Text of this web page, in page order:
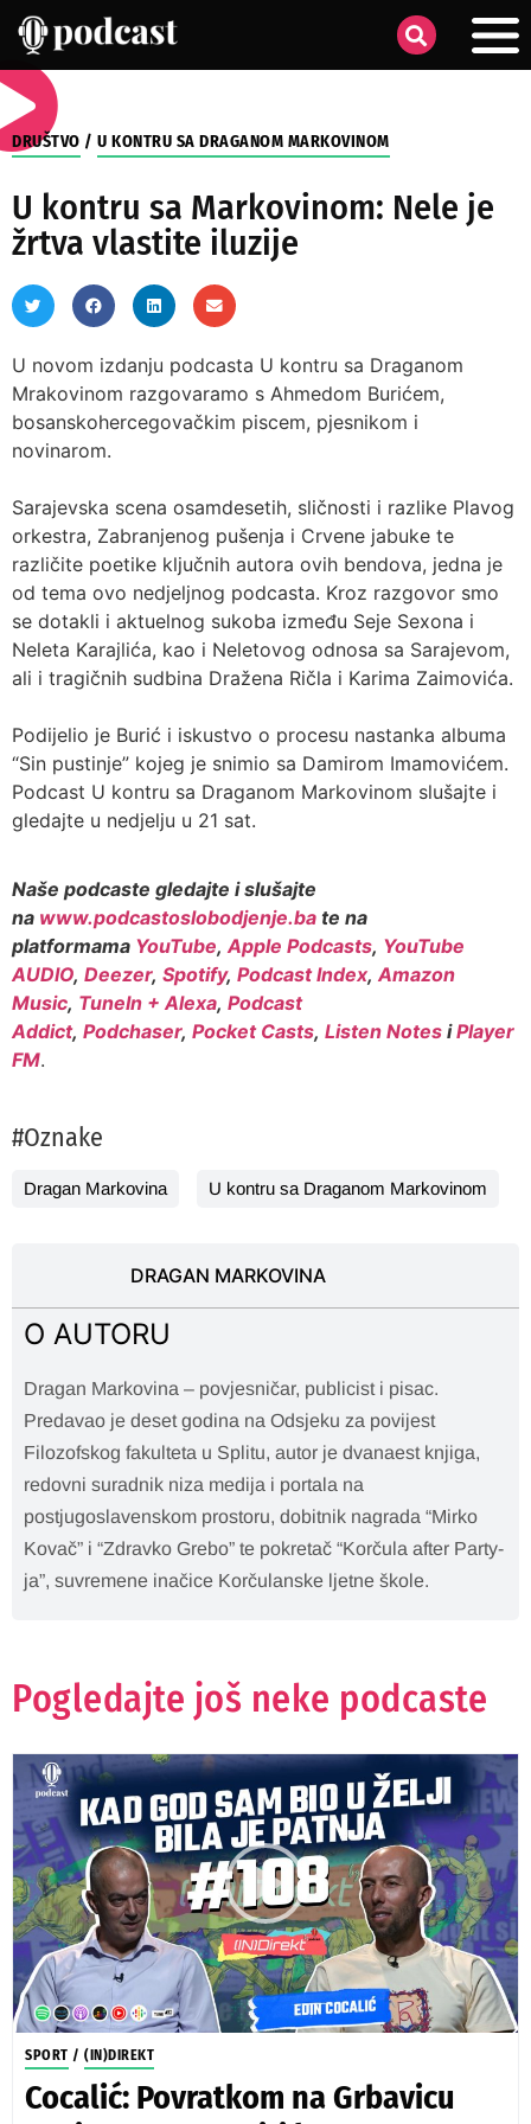
DRUŠTVO / U KONTRU SA DRAGANOM MARKOVINOM
U kontru sa Markovinom: Nele je
žrtva vlastite iluzije
U novom izdanju podcasta U kontru sa Draganom
Mrakovinom razgovaramo s Ahmedom Burićem,
bosanskohercegovačkim piscem, pjesnikom i
novinarom.
Sarajevska scena osamdesetih, sličnosti i razlike Plavog
orkestra, Zabranjenog pušenja i Crvene jabuke te
različite poetike ključnih autora ovih bendova, jedna je
od tema ovo nedjeljnog podcasta. Kroz razgovor smo
se dotakli i aktuelnog sukoba između Seje Sexona i
Neleta Karajlića, kao i Neletovog odnosa sa Sarajevom,
ali i tragičnih sudbina Dražena Ričla i Karima Zaimovića.
Podijelio je Burić i iskustvo o procesu nastanka albuma
“Sin pustinje” kojeg je snimio sa Damirom Imamovićem.
Podcast U kontru sa Draganom Markovinom slušajte i
gledajte u nedjelju u 21 sat.
Naše podcaste gledajte i slušajte
na www.podcastoslobodjenje.ba te na
platformama YouTube,Apple Podcasts, YouTube
AUDIO, Deezer, Spotify, Podcast Index,Amazon
Music, TuneIn + Alexa, Podcast
Addict, Podchaser, Pocket Casts, Listen Notes iPlayer
FM.
#Oznake
Dragan Markovina U kontru sa Draganom Markovinom
DRAGAN MARKOVINA
O AUTORU
Dragan Markovina – povjesničar, publicist i pisac.
Predavao je deset godina na Odsjeku za povijest
Filozofskog fakulteta u Splitu, autor je dvanaest knjiga,
redovni suradnik niza medija i portala na
postjugoslavenskom prostoru, dobitnik nagrada “Mirko
Kovač” i “Zdravko Grebo” te pokretač “Korčula after Party-
ja”, suvremene inačice Korčulanske ljetne škole.
Pogledajte još neke podcaste
SPORT / (IN)DIREKT
Cocalić: Povratkom na Grbavicu